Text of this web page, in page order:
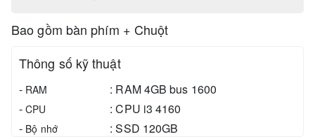
Bao gồm bàn phím + Chuột
Thông số kỹ thuật
- RAM : RAM 4GB bus 1600
-CPU :CPU i3 4160
- Bộ nhớ :SSD 120GB